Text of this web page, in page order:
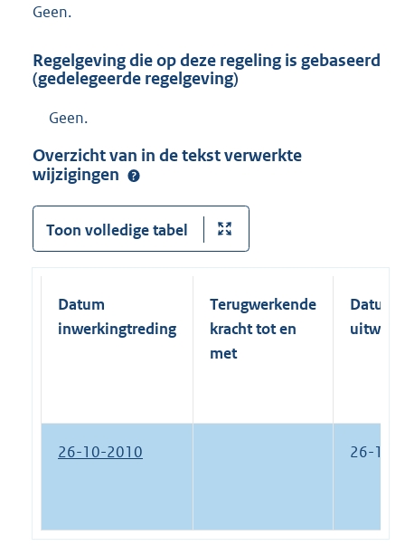
Geen.
Regelgeving die op deze regeling is gebaseerd
(gedelegeerde regelgeving)
Geen.
Overzicht van in de tekst verwerkte
wijzigingen
Toon volledige tabel
Datum
inwerkingtreding
Terugwerkende
kracht tot en
met
Datum
26-10-2010 26-11-